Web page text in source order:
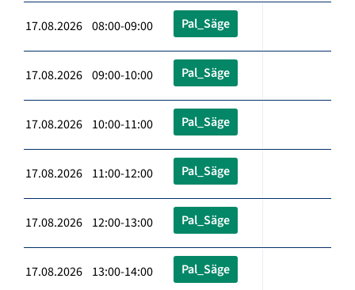
17.08.2026 08:00-09:00 Pal_Säge
17.08.2026 09:00-10:00 Pal_Säge
17.08.2026 10:00-11:00 Pal_Säge
17.08.2026 11:00-12:00 Pal_Säge
17.08.2026 12:00-13:00 Pal_Säge
17.08.2026 13:00-14:00 Pal_Säge